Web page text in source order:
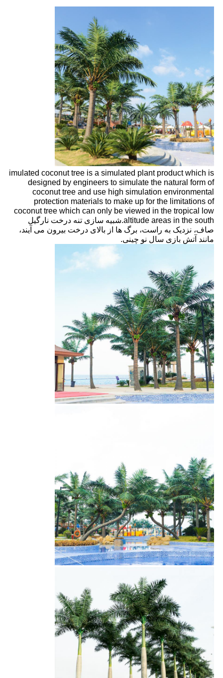
imulated coconut tree is a simulated plant product which is
designed by engineers to simulate the natural form of
coconut tree and use high simulation environmental
protection materials to make up for the limitations of
coconut tree which can only be viewed in the tropical low
altitude areas in the south. شبیه سازی تنه درخت نارگیل
صاف، نزدیک به راست، برگ ها از بالای درخت بیرون می آیند،
مانند آتش بازی سال نو چینی.